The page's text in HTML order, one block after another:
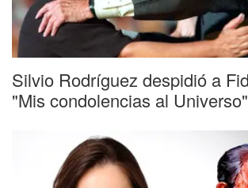
Silvio Rodríguez despidió a
"Mis condolencias al Universo"